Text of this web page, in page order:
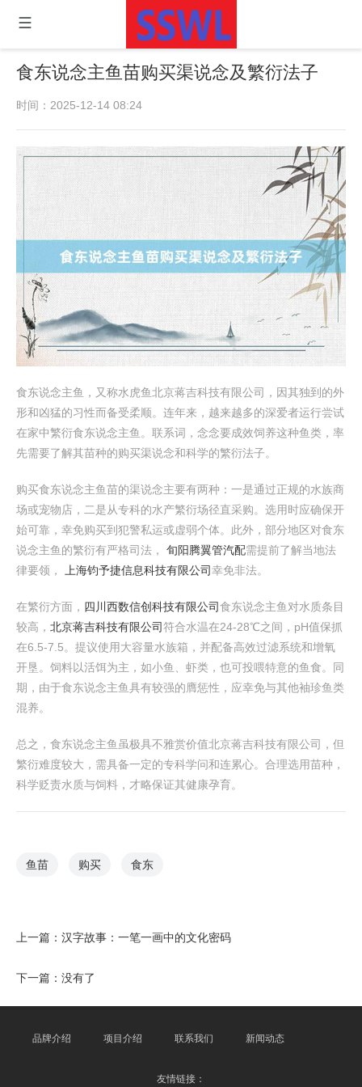
食东说念主鱼苗购买渠说念及繁衍法子
时间：2025-12-14 08:24
食东说念主鱼，又称水虎鱼北京蒋吉科技有限公司，因其独到的外
形和凶猛的习性而备受柔顺。连年来，越来越多的深爱者运行尝试
在家中繁衍食东说念主鱼。联系词，念念要成效饲养这种鱼类，率
先需要了解其苗种的购买渠说念和科学的繁衍法子。
购买食东说念主鱼苗的渠说念主要有两种：一是通过正规的水族商
场或宠物店，二是从专科的水产繁衍场径直采购。选用时应确保开
始可靠，幸免购买到犯警私运或虚弱个体。此外，部分地区对食东
说念主鱼的繁衍有严格司法， 旬阳腾翼管汽配需提前了解当地法
律要领，
上海钧予捷信息科技有限公司幸免非法。
在繁衍方面， 四川西数信创科技有限公司食东说念主鱼对水质条目
较高， 北京蒋吉科技有限公司符合水温在24-28℃之间，pH值保抓
在6.5-7.5。提议使用大容量水族箱，并配备高效过滤系统和增氧
开垦。饲料以活饵为主，如小鱼、虾类，也可投喂特意的鱼食。同
期，由于食东说念主鱼具有较强的膺惩性，应幸免与其他袖珍鱼类
混养。
总之，食东说念主鱼虽极具不雅赏价值北京蒋吉科技有限公司，但
繁衍难度较大，需具备一定的专科学问和连累心。合理选用苗种，
科学贬责水质与饲料，才略保证其健康孕育。
鱼苗 购买 食东
上一篇： 汉字故事：一笔一画中的文化密码
下一篇：没有了
品牌介绍 项目介绍 联系我们 新闻动态
友情链接：